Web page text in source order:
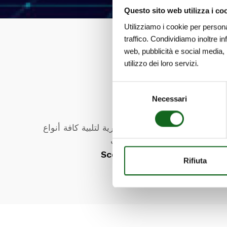
Questo sito web utilizza i
Utilizziamo i cookie per
traffico. Condividiamo inoltre
web, pubblicità e social
utilizzo dei loro servizi.
Necessari
Rifiuta
براءات الاختراع وأنظمة حصرية لتلبية كافة أنواع
الاحتياجات
Scopri di più